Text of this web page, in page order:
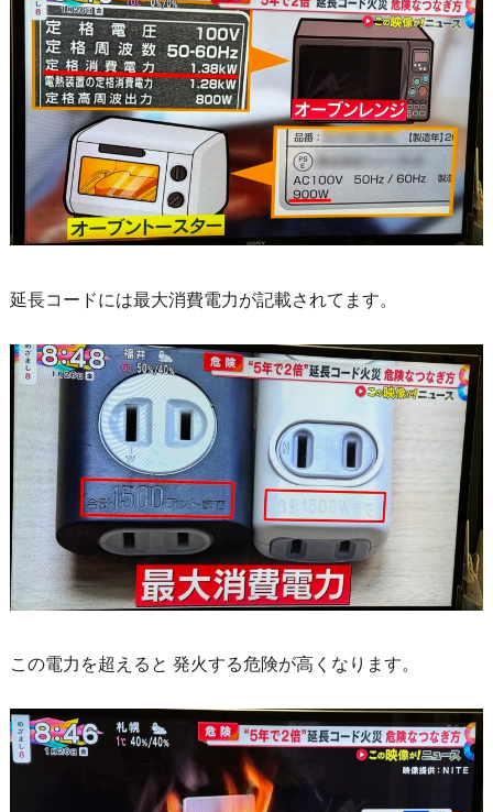
延長コードには最大消費電力が記載されてます。
この電力を超えると 発火する危険が高くなります。